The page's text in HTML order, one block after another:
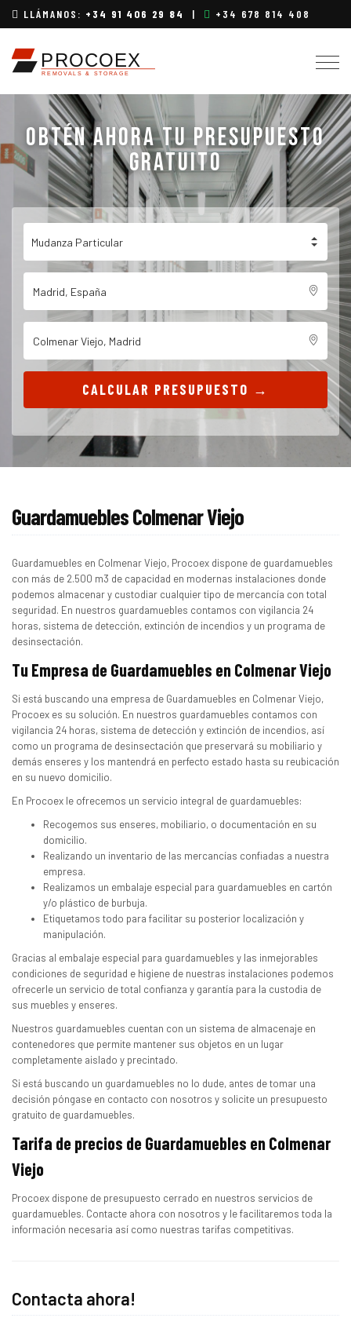
LLÁMANOS: +34 91 406 29 84 | +34 678 814 408
OBTÉN AHORA TU PRESUPUESTO
GRATUITO
CALCULAR PRESUPUESTO →
Guardamuebles Colmenar Viejo
Guardamuebles en Colmenar Viejo, Procoex dispone de guardamuebles
con más de 2.500 m3 de capacidad en modernas instalaciones donde
podemos almacenar y custodiar cualquier tipo de mercancía con total
seguridad. En nuestros guardamuebles contamos con vigilancia 24
horas, sistema de detección, extinción de incendios y un programa de
desinsectación.
Tu Empresa de Guardamuebles en Colmenar Viejo
Si está buscando una empresa de Guardamuebles en Colmenar Viejo,
Procoex es su solución. En nuestros guardamuebles contamos con
vigilancia 24 horas, sistema de detección y extinción de incendios, así
como un programa de desinsectación que preservará su mobiliario y
demás enseres y los mantendrá en perfecto estado hasta su reubicación
en su nuevo domicilio.
En Procoex le ofrecemos un servicio integral de guardamuebles:
Recogemos sus enseres, mobiliario, o documentación en su
domicilio.
Realizando un inventario de las mercancías confiadas a nuestra
empresa.
Realizamos un embalaje especial para guardamuebles en cartón
y/o plástico de burbuja.
Etiquetamos todo para facilitar su posterior localización y
manipulación.
Gracias al embalaje especial para guardamuebles y las inmejorables
condiciones de seguridad e higiene de nuestras instalaciones podemos
ofrecerle un servicio de total confianza y garantía para la custodia de
sus muebles y enseres.
Nuestros guardamuebles cuentan con un sistema de almacenaje en
contenedores que permite mantener sus objetos en un lugar
completamente aislado y precintado.
Si está buscando un guardamuebles no lo dude, antes de tomar una
decisión póngase en contacto con nosotros y solicite un presupuesto
gratuito de guardamuebles.
Tarifa de precios de Guardamuebles en Colmenar
Viejo
Procoex dispone de presupuesto cerrado en nuestros servicios de
guardamuebles. Contacte ahora con nosotros y le facilitaremos toda la
información necesaria así como nuestras tarifas competitivas.
Contacta ahora!